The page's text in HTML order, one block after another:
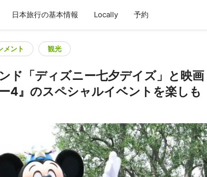
日本旅行の基本情報 Locally 予約
メント 観光
ド「ディズニー七夕デイズ」と映画
4』のスペシャルイベントを楽しも